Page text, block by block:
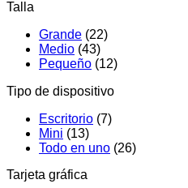
Talla
Grande (22)
Medio (43)
Pequeño (12)
Tipo de dispositivo
Escritorio (7)
Mini (13)
Todo en uno (26)
Tarjeta gráfica